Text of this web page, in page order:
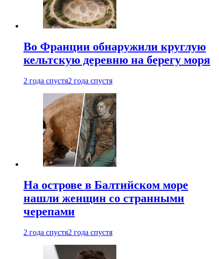
Во Франции обнаружили круглую
кельтскую деревню на берегу моря
2 года спустя2 года спустя
На острове в Балтийском море
нашли женщин со странными
черепами
2 года спустя2 года спустя